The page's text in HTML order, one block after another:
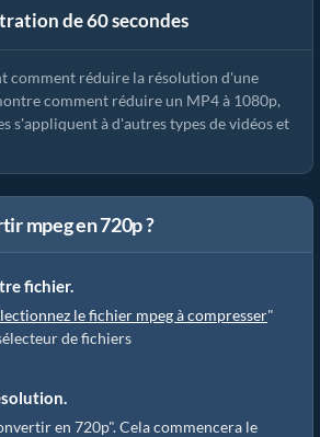
de 60 secondes
mpeg (Guide simple)
comment réduire la résolution d'une
comment réduire un MP4 à 1080p,
s'appliquent à d'autres types de vidéos et
mpeg en 720p ?
fichier.
le fichier mpeg à compresser"
de fichiers
en 720p". Cela commencera le